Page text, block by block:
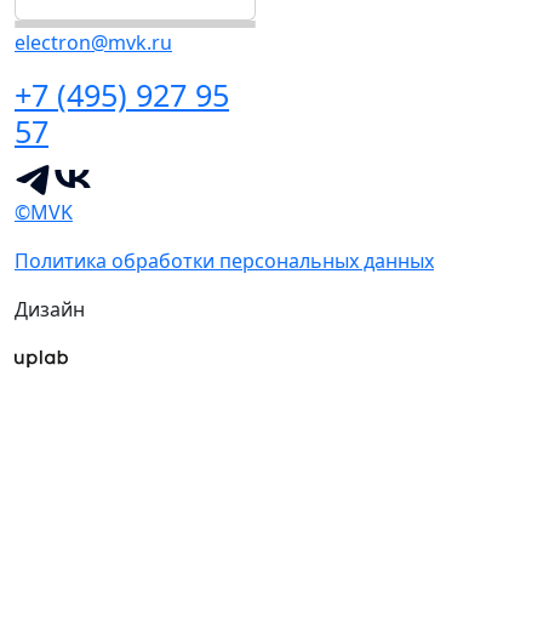
electron@mvk.ru
+7 (495) 927 95
57
©MVK
Политика обработки персональных данных
Дизайн